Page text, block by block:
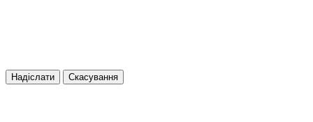
Надіслати Скасування